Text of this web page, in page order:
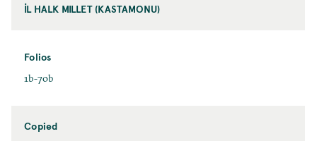
İL HALK MILLET (KASTAMONU)
Folios
1b-70b
Copied